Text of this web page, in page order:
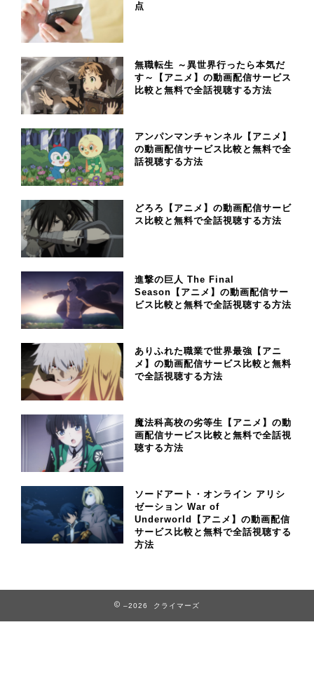
点
無職転生 ～異世界行ったら本気だ
す～【アニメ】の動画配信サービス
比較と無料で全話視聴する方法
アンパンマンチャンネル【アニメ】
の動画配信サービス比較と無料で全
話視聴する方法
どろろ【アニメ】の動画配信サービ
ス比較と無料で全話視聴する方法
進撃の巨人 The Final
Season【アニメ】の動画配信サー
ビス比較と無料で全話視聴する方法
ありふれた職業で世界最強【アニ
メ】の動画配信サービス比較と無料
で全話視聴する方法
魔法科高校の劣等生【アニメ】の動
画配信サービス比較と無料で全話視
聴する方法
ソードアート・オンライン アリシ
ゼーション War of
Underworld【アニメ】の動画配信
サービス比較と無料で全話視聴する
方法
–2026 クライマーズ